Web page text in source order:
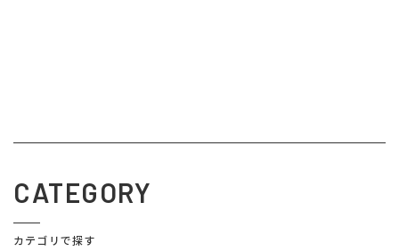
CATEGORY
カテゴリで探す